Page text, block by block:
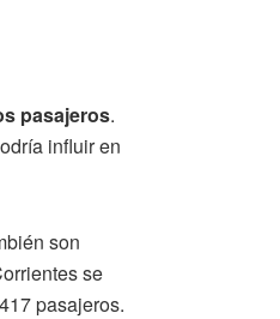
pasajeros.
influir en
son
se
pasajeros.